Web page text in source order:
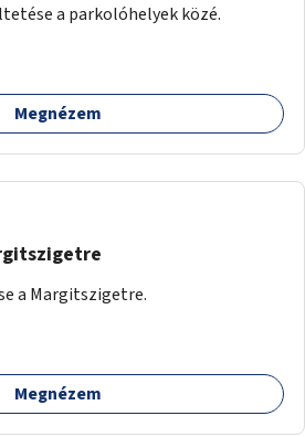
a parkolóhelyek közé.
Megnézem
a Margitszigetre.
Megnézem